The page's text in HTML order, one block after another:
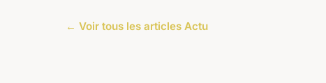
← Voir tous les articles Actu